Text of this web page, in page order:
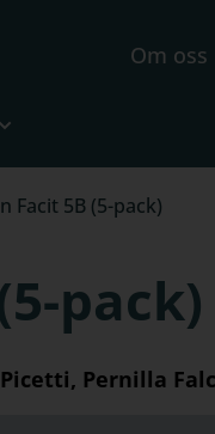
Om oss
Facit 5B (5-pack)
pack)
Pernilla